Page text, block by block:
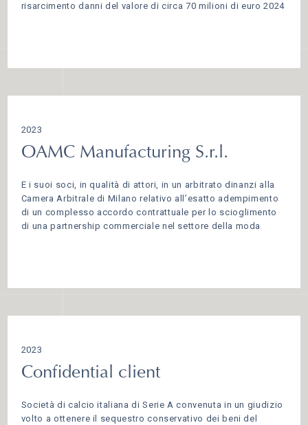
risarcimento danni del valore di circa 70 milioni di euro 2024
2023
OAMC Manufacturing S.r.l.
E i suoi soci, in qualità di attori, in un arbitrato dinanzi alla
Camera Arbitrale di Milano relativo all’esatto adempimento
di un complesso accordo contrattuale per lo scioglimento
di una partnership commerciale nel settore della moda
2023
Confidential client
Società di calcio italiana di Serie A convenuta in un giudizio
volto a ottenere il sequestro conservativo dei beni del